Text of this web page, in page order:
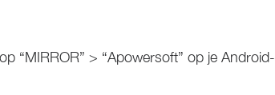
“MIRROR” > “Apowersoft” op je Android-